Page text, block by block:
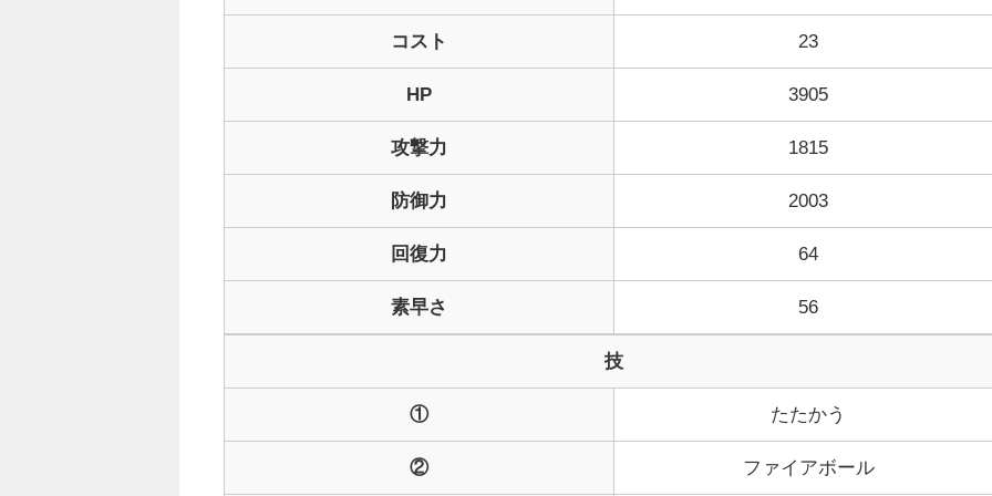
コスト 23
HP 3905
攻撃力 1815
防御力 2003
回復力 64
素早さ 56
技
① たたかう
② ファイアボール